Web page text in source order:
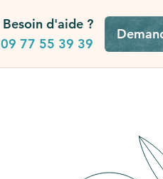
Besoin d'aide ?
09 77 55 39 39